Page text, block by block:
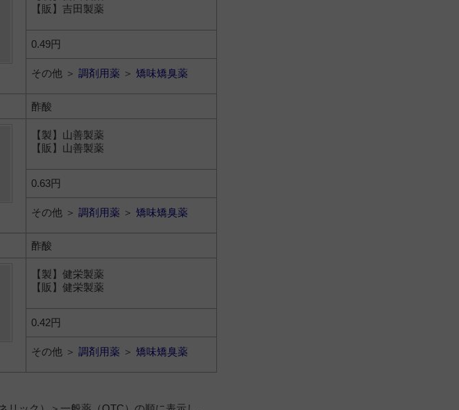
【販】吉田製薬
0.49円
その他 ＞ 調剤用薬 ＞ 矯味矯臭薬
酢酸
【製】山善製薬
【販】山善製薬
0.63円
その他 ＞ 調剤用薬 ＞ 矯味矯臭薬
酢酸
【製】健栄製薬
【販】健栄製薬
0.42円
その他 ＞ 調剤用薬 ＞ 矯味矯臭薬